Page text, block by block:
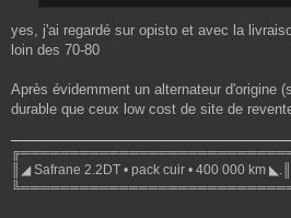
yes, j'ai regardé sur opisto et avec la
loin des 70-80
Après évidemment un alternateur d'origine
durable que ceux low cost de site de
║◢ Safrane 2.2DT • pack cuir • 400 000 km ◣.║